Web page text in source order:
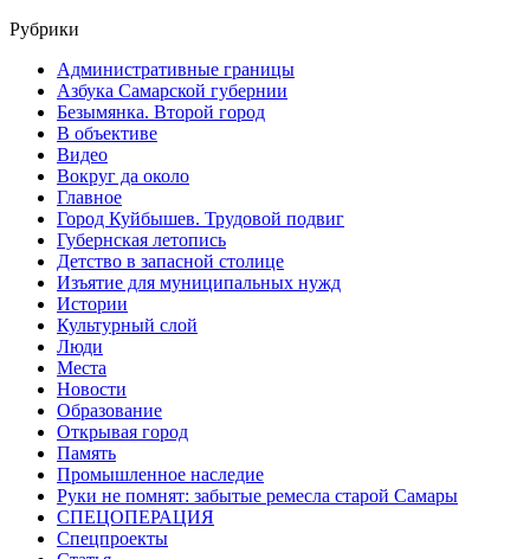
Рубрики
Административные границы
Азбука Самарской губернии
Безымянка. Второй город
В объективе
Видео
Вокруг да около
Главное
Город Куйбышев. Трудовой подвиг
Губернская летопись
Детство в запасной столице
Изъятие для муниципальных нужд
Истории
Культурный слой
Люди
Места
Новости
Образование
Открывая город
Память
Промышленное наследие
Руки не помнят: забытые ремесла старой Самары
СПЕЦОПЕРАЦИЯ
Спецпроекты